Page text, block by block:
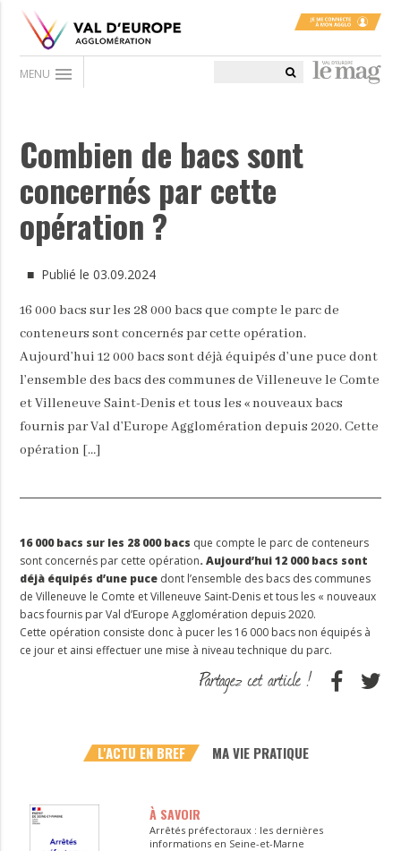
MENU menu
Combien de bacs sont
concernés par cette
opération ?
■ Publié le 03.09.2024
16 000 bacs sur les 28 000 bacs que compte le parc de
conteneurs sont concernés par cette opération.
Aujourd’hui 12 000 bacs sont déjà équipés d’une puce dont
l’ensemble des bacs des communes de Villeneuve le Comte
et Villeneuve Saint-Denis et tous les « nouveaux bacs
fournis par Val d’Europe Agglomération depuis 2020. Cette
opération […]
16 000 bacs sur les 28 000 bacs que compte le parc de conteneurs
sont concernés par cette opération. Aujourd’hui 12 000 bacs sont
déjà équipés d’une puce dont l’ensemble des bacs des communes
de Villeneuve le Comte et Villeneuve Saint-Denis et tous les « nouveaux
bacs fournis par Val d’Europe Agglomération depuis 2020.
Cette opération consiste donc à pucer les 16 000 bacs non équipés à
ce jour et ainsi effectuer une mise à niveau technique du parc.
L'ACTU EN BREF MA VIE PRATIQUE
À SAVOIR
Arrêtés préfectoraux : les dernières
informations en Seine-et-Marne